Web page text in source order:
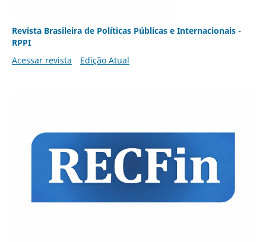
Revista Brasileira de Políticas Públicas e Internacionais -
RPPI
Acessar revista
Edição Atual